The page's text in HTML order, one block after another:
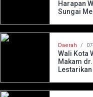
Harapan
Sungai
Daerah /
Wali Kota
Makam